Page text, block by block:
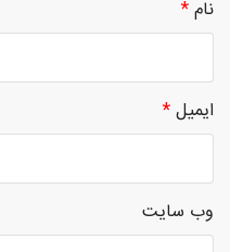
نام*
ایمیل*
وب‌ سایت